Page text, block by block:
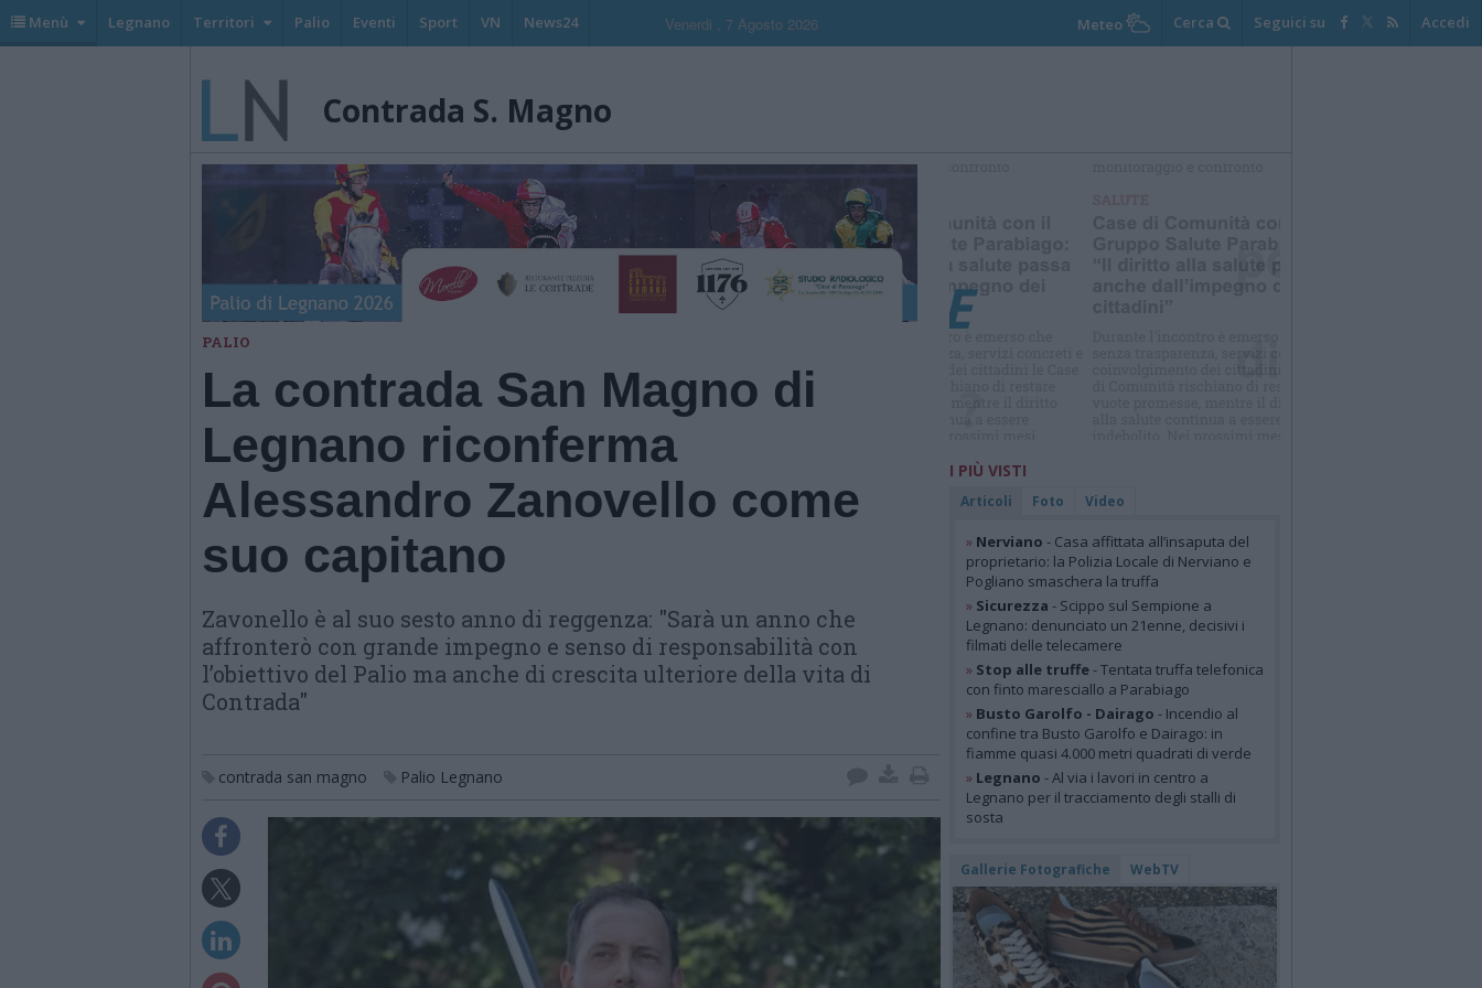
Menù Legnano Territori Palio Eventi Sport VN News24 Venerdi , 7 Agosto 2026 Meteo Cerca Seguici su Accedi
Contrada S. Magno
PALIO
La contrada San Magno di
Legnano riconferma
Alessandro Zanovello come
suo capitano
Zavonello è al suo sesto anno di reggenza: "Sarà un anno che
affronterò con grande impegno e senso di responsabilità con
l’obiettivo del Palio ma anche di crescita ulteriore della vita di
Contrada"
contrada san magno Palio Legnano
I PIÙ VISTI
Articoli Foto Video
» Nerviano - Casa affittata all’insaputa del
proprietario: la Polizia Locale di Nerviano e
Pogliano smaschera la truffa
» Sicurezza - Scippo sul Sempione a
Legnano: denunciato un 21enne, decisivi i
filmati delle telecamere
» Stop alle truffe- Tentata truffa telefonica
con finto maresciallo a Parabiago
» Busto Garolfo - Dairago - Incendio al
confine tra Busto Garolfo e Dairago: in
fiamme quasi 4.000 metri quadrati di verde
» Legnano - Al via i lavori in centro a
Legnano per il tracciamento degli stalli di
sosta
Gallerie Fotografiche WebTV